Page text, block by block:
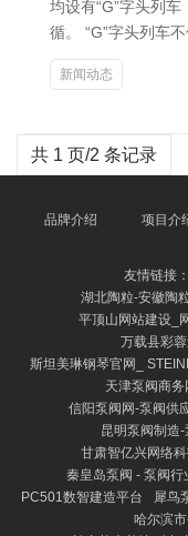
均设有“G”字头列
循。 “G”字头列车不
新闻动态
共 1 页/2 条记录
品牌介绍 项目介
友情链接：
湖北陶粒-安徽陶
平顶山网站建设_
万载县彩
斯坦美琳钢琴官网_
天津泵阀商务
信阳泵阀网-泵阀供
昆明泵阀制造
甘肃智亿兴网络
秦皇岛泵阀 - 泵阀行
PC501数智建造平台
犀鸟
哈尔滨